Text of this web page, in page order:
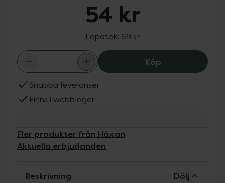
54 kr
I apotek: 69 kr
KöpHäxan
Snabba leveranser
Finns i webblager
Fler produkter från Häxan
Aktuella erbjudanden
Beskrivning Dölj